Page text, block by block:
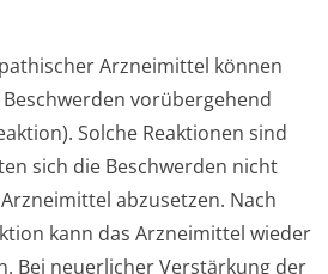
Arzneimittel können
vorübergehend
Solche Reaktionen sind
sich die Beschwerden nicht
abzusetzen. Nach
kann das Arzneimittel wieder
Bei neuerlicher Verstärkung der